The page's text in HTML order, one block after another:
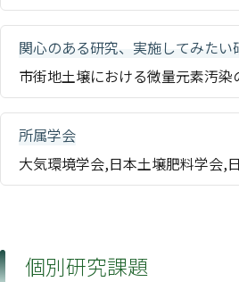
関心のある研究、実施してみたい
市街地土壌における微量元素汚染
所属学会
大気環境学会,日本土壌肥料学会,
個別研究課題